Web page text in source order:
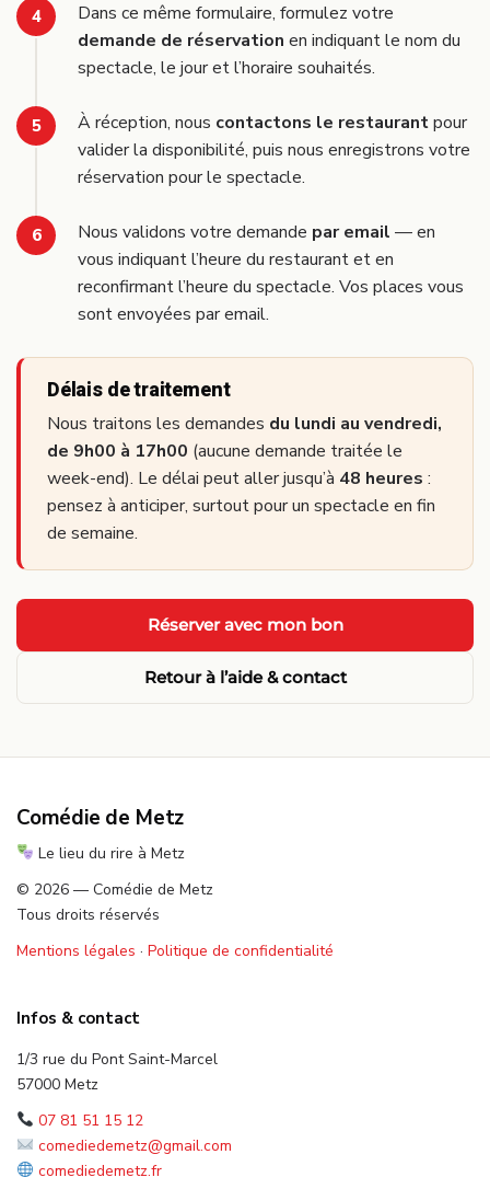
Dans ce même formulaire, formulez votre
demande de réservation en indiquant le nom du
spectacle, le jour et l’horaire souhaités.
À réception, nous contactons le restaurantpour
valider la disponibilité, puis nous enregistrons votre
réservation pour le spectacle.
Nous validons votre demande par email — en
vous indiquant l’heure du restaurant et en
reconfirmant l’heure du spectacle. Vos places vous
sont envoyées par email.
Délais de traitement
Nous traitons les demandes du lundi au vendredi,
de 9h00 à 17h00 (aucune demande traitée le
week-end). Le délai peut aller jusqu’à 48 heures :
pensez à anticiper, surtout pour un spectacle en fin
de semaine.
Réserver avec mon bon
Retour à l’aide & contact
Comédie de Metz
Le lieu du rire à Metz
© 2026 — Comédie de Metz
Tous droits réservés
Mentions légales · Politique de confidentialité
Infos & contact
1/3 rue du Pont Saint-Marcel
57000 Metz
07 81 51 15 12
comediedemetz@gmail.com
comediedemetz.fr